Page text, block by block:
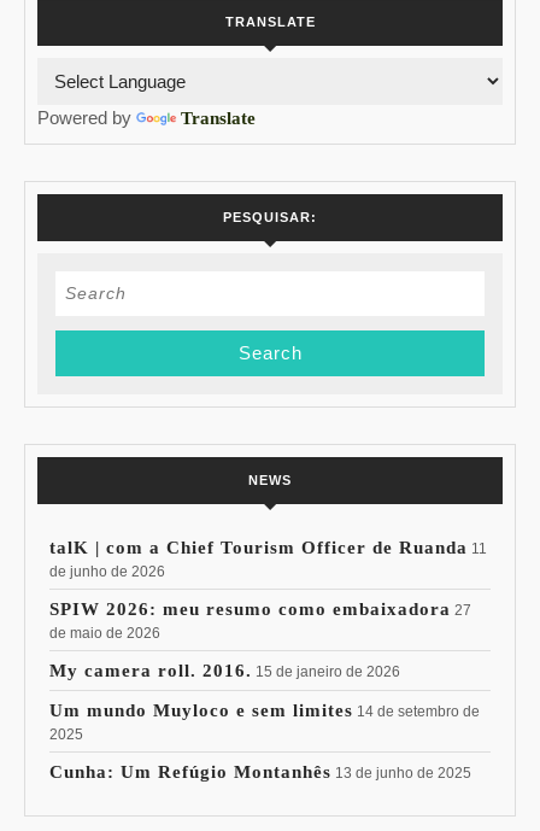
BRASIL
TRANSLATE
Powered by Translate
PESQUISAR:
Search
NEWS
talK | com a Chief Tourism Officer de Ruanda 11
de junho de 2026
SPIW 2026: meu resumo como embaixadora 27
de maio de 2026
My camera roll. 2016. 15 de janeiro de 2026
Um mundo Muyloco e sem limites 14 de setembro de
2025
Cunha: Um Refúgio Montanhês 13 de junho de 2025